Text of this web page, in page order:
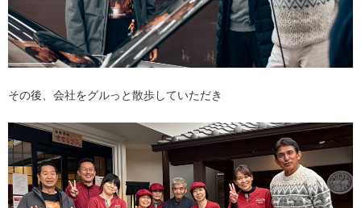
その後、会社をグルっと散歩していただき